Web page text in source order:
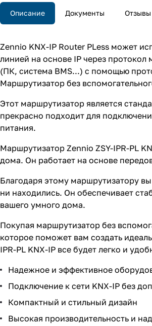
Описание Документы Отзывы
Zennio KNX-IP Router PLess может
линией на основе IP через
(ПК, система BMS...) с помощью
Маршрутизатор без
Этот маршрутизатор является
прекрасно подходит для
питания.
Маршрутизатор Zennio ZSY-IPR-PL
дома. Он работает на основе
Благодаря этому маршрутизатору
ни находились. Он обеспечивает
вашего умного дома.
Покупая маршрутизатор без
которое поможет вам создать
IPR-PL KNX-IP все будет легко и
Надежное и эффективное
Подключение к сети KNX-IP без
Компактный и стильный дизайн
Высокая производительность и